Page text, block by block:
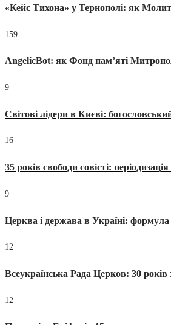
«Кейс Тихона» у Тернополі: як
159
AngelicBot: як Фонд пам’яті
9
Світові лідери в Києві:
16
35 років свободи совісті:
9
Церква і держава в Україні:
12
Всеукраїнська Рада Церков: 30 років
12